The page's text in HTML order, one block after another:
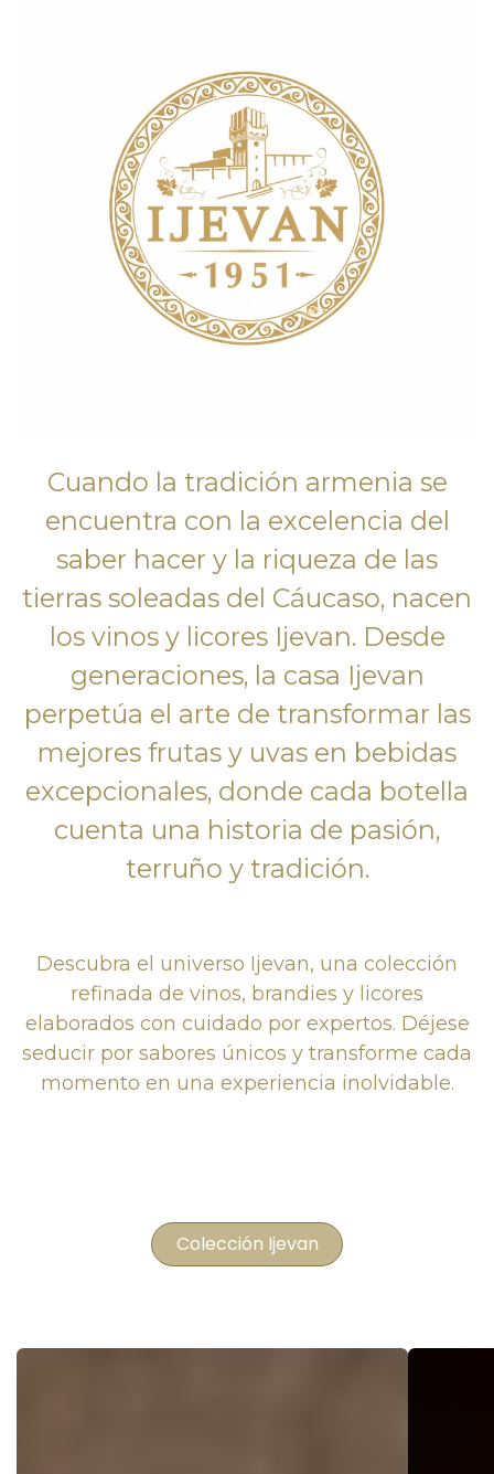
Cuando la tradición armenia se
encuentra con la excelencia del
saber hacer y la riqueza de las
tierras soleadas del Cáucaso, nacen
los vinos y licores Ijevan. Desde
generaciones, la casa Ijevan
perpetúa el arte de transformar las
mejores frutas y uvas en bebidas
excepcionales, donde cada botella
cuenta una historia de pasión,
terruño y tradición.
Descubra el universo Ijevan, una colección
refinada de vinos, brandies y licores
elaborados con cuidado por expertos. Déjese
seducir por sabores únicos y transforme cada
momento en una experiencia inolvidable.
Colección Ijevan